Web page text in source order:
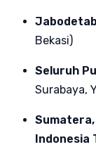
Bekasi)
Seluruh
Surabaya,
Indonesia